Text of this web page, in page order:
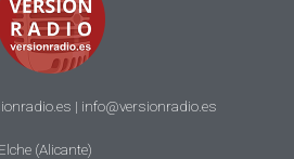
| info@versionradio.es
(Alicante)